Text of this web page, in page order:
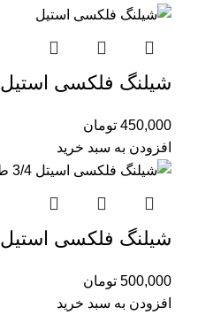
شیلنگ فلکسی استیل 1/2 طول 40 سانتی
450,000 تومان
افزودن به سبد خرید
شیلنگ فلکسی استیل 1/2 طول 50 سانتی
500,000 تومان
افزودن به سبد خرید